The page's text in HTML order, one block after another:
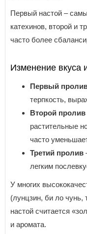
Первый настой –
катехинов, второй и
часто более
Изменение вкуса
Первый
терпкость,
Второй пролив
растительные
часто
Третий пролив
легким
У многих
(лунцзин, би ло чунь,
настой считается
и аромата.